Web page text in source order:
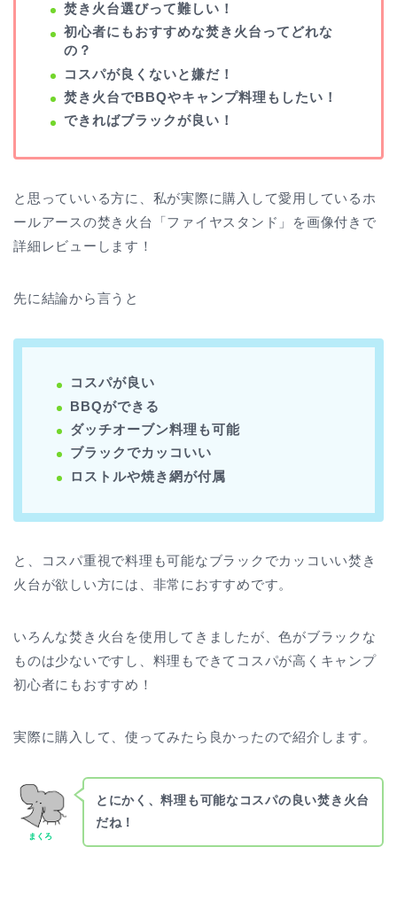
焚き火台選びって難しい！
初心者にもおすすめな焚き火台ってどれな
の？
コスパが良くないと嫌だ！
焚き火台でBBQやキャンプ料理もしたい！
できればブラックが良い！
と思っていいる方に、私が実際に購入して愛用しているホ
ールアースの焚き火台「ファイヤスタンド」を画像付きで
詳細レビューします！
先に結論から言うと
コスパが良い
BBQができる
ダッチオーブン料理も可能
ブラックでカッコいい
ロストルや焼き網が付属
と、コスパ重視で料理も可能なブラックでカッコいい焚き
火台が欲しい方には、非常におすすめです。
いろんな焚き火台を使用してきましたが、色がブラックな
ものは少ないですし、料理もできてコスパが高くキャンプ
初心者にもおすすめ！
実際に購入して、使ってみたら良かったので紹介します。
まくろ
とにかく、料理も可能なコスパの良い焚き火台
だね！